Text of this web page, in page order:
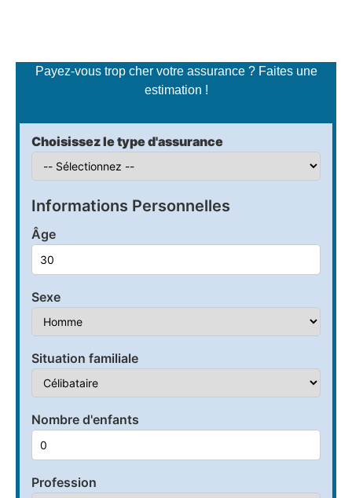
Payez-vous trop cher votre assurance ? Faites une
estimation !
Choisissez le type d'assurance
Informations Personnelles
Âge
Sexe
Situation familiale
Nombre d'enfants
Profession